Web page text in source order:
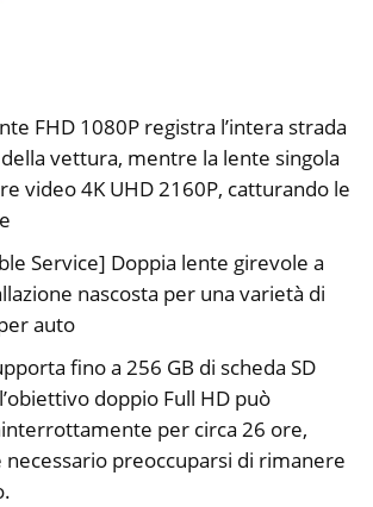
FHD 1080P registra l’intera strada
vettura, mentre la lente singola
video 4K UHD 2160P, catturando le
Service] Doppia lente girevole a
nascosta per una varietà di
auto
fino a 256 GB di scheda SD
doppio Full HD può
per circa 26 ore,
necessario preoccuparsi di rimanere